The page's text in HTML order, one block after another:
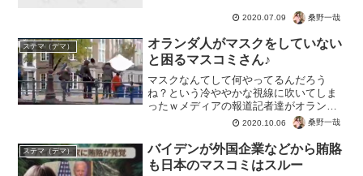
2020.07.09 桑野一哉
ステマ（デマ）
オランダ人がマスクをしていない
と困るマスコミさん♪
マスクなんてして何やってるんだろう
ね？という冷ややかな視線に吹いてしま
ったｗメディアの報道記者達がオランダ
にいったところ、マスクを着用する人が
いなかった。やむなく、記者達は、マス
クを着用する役者を用意して、いかにも
オランダの人々がマスクが着...
2020.10.06 桑野一哉
ステマ（デマ）
バイデンが外国企業などから賄賂
も日本のマスコミはスルー